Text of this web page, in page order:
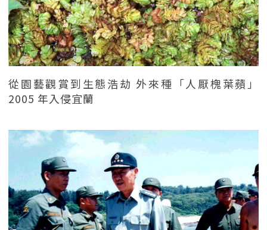
從園藝觀賞到生態浩劫 外來種「人厭槐葉蘋」
2005 年入侵宜蘭